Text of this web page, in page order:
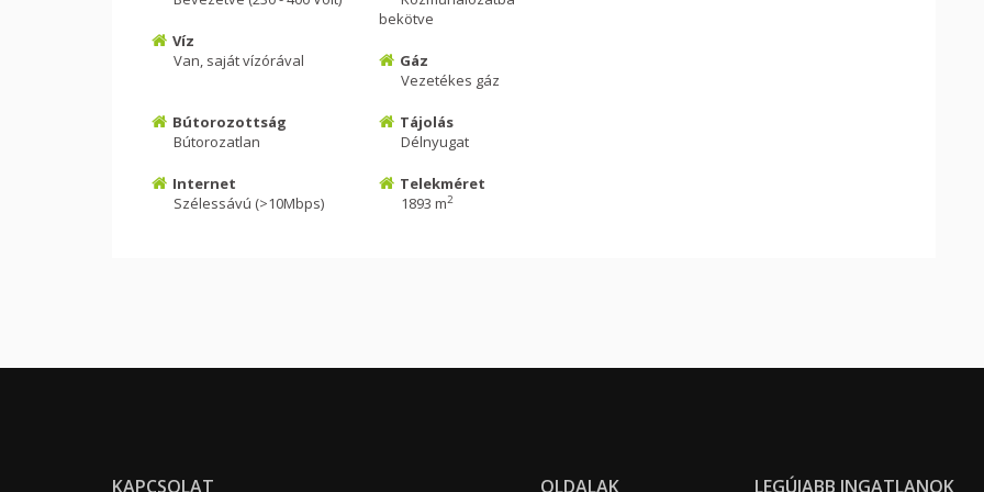
Víz
Van, saját vízórával
bekötve
Gáz
Vezetékes gáz
Bútorozottság
Bútorozatlan
Internet
Szélessávú (>10Mbps)
Tájolás
Délnyugat
Telekméret
1893 m2
KAPCSOLAT OLDALAK LEGÚJABB INGATLANOK